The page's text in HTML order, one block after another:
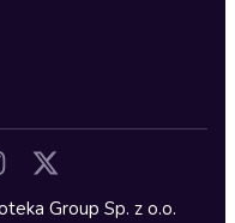
Group Sp. z o.o.